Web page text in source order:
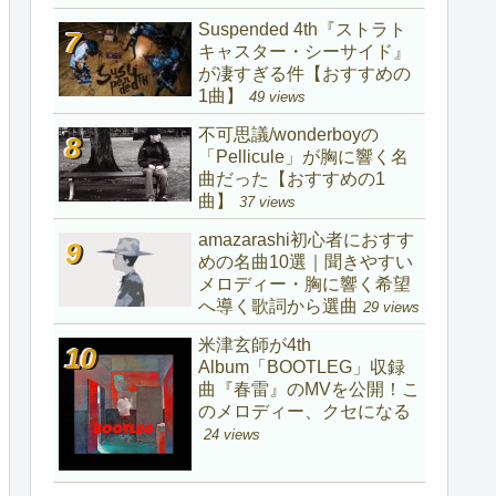
Suspended 4th『ストラト
キャスター・シーサイド』
が凄すぎる件【おすすめの
1曲】
49 views
不可思議/wonderboyの
「Pellicule」が胸に響く名
曲だった【おすすめの1
曲】
37 views
amazarashi初心者におすす
めの名曲10選｜聞きやすい
メロディー・胸に響く希望
へ導く歌詞から選曲 29 views
米津玄師が4th
Album「BOOTLEG」収録
曲『春雷』のMVを公開！こ
のメロディー、クセになる
24 views